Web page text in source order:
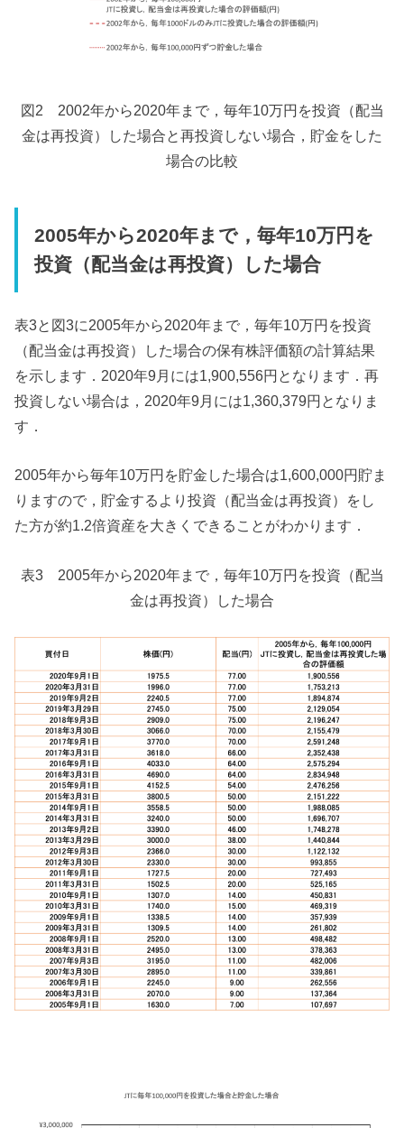
図2 2002年から2020年まで，毎年10万円を投資（配当
金は再投資）した場合と再投資しない場合，貯金をした
場合の比較
2005年から2020年まで，毎年10万円を
投資（配当金は再投資）した場合
表3と図3に2005年から2020年まで，毎年10万円を投資
（配当金は再投資）した場合の保有株評価額の計算結果
を示します．2020年9月には1,900,556円となります．再
投資しない場合は，2020年9月には1,360,379円となりま
す．
2005年から毎年10万円を貯金した場合は1,600,000円貯ま
りますので，貯金するより投資（配当金は再投資）をし
た方が約1.2倍資産を大きくできることがわかります．
表3 2005年から2020年まで，毎年10万円を投資（配当
金は再投資）した場合